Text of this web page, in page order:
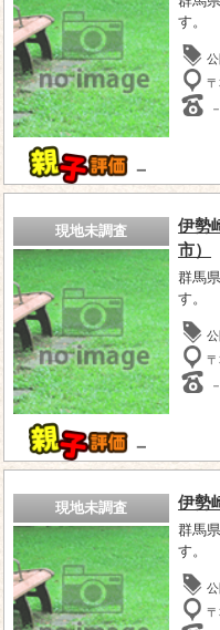
－
す。
公
－
現地未調査
－
伊勢
市）
群馬
す。
公
－
現地未調査 伊勢
群馬
す。
公